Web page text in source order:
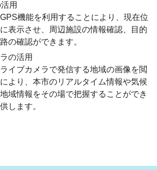
用
機能を利用することにより、現在位
表示させ、周辺施設の情報確認、目的
の確認ができます。
の活用
イブカメラで発信する地域の画像を閲
より、本市のリアルタイム情報や気候
域情報をその場で把握することができ
します。